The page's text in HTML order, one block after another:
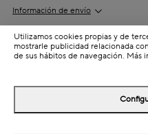
Información de envío
Detalles del
Utilizamos cookies propias y de
mostrarle publicidad relacionada
de sus hábitos de navegación. Más